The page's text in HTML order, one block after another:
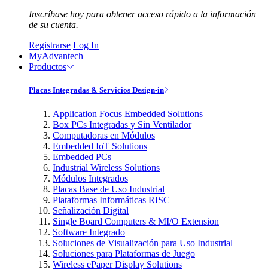
Inscríbase hoy para obtener acceso rápido a la información
de su cuenta.
Registrarse Log In
MyAdvantech
Productos
Placas Integradas & Servicios Design-in
Application Focus Embedded Solutions
Box PCs Integradas y Sin Ventilador
Computadoras en Módulos
Embedded IoT Solutions
Embedded PCs
Industrial Wireless Solutions
Módulos Integrados
Placas Base de Uso Industrial
Plataformas Informáticas RISC
Señalización Digital
Single Board Computers & MI/O Extension
Software Integrado
Soluciones de Visualización para Uso Industrial
Soluciones para Plataformas de Juego
Wireless ePaper Display Solutions